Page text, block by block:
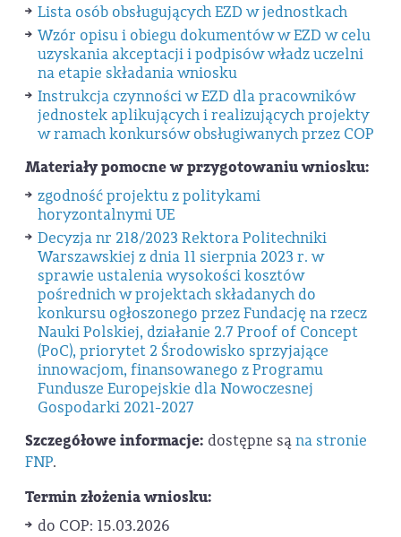
Lista osób obsługujących EZD w jednostkach
Wzór opisu i obiegu dokumentów w EZD w celu
uzyskania akceptacji i podpisów władz uczelni
na etapie składania wniosku
Instrukcja czynności w EZD dla pracowników
jednostek aplikujących i realizujących projekty
w ramach konkursów obsługiwanych przez COP
Materiały pomocne w przygotowaniu wniosku:
zgodność projektu z politykami
horyzontalnymi UE
Decyzja nr 218/2023 Rektora Politechniki
Warszawskiej z dnia 11 sierpnia 2023 r. w
sprawie ustalenia wysokości kosztów
pośrednich w projektach składanych do
konkursu ogłoszonego przez Fundację na rzecz
Nauki Polskiej, działanie 2.7 Proof of Concept
(PoC), priorytet 2 Środowisko sprzyjające
innowacjom, finansowanego z Programu
Fundusze Europejskie dla Nowoczesnej
Gospodarki 2021-2027
Szczegółowe informacje: dostępne sąna stronie
FNP.
Termin złożenia wniosku:
do COP: 15.03.2026